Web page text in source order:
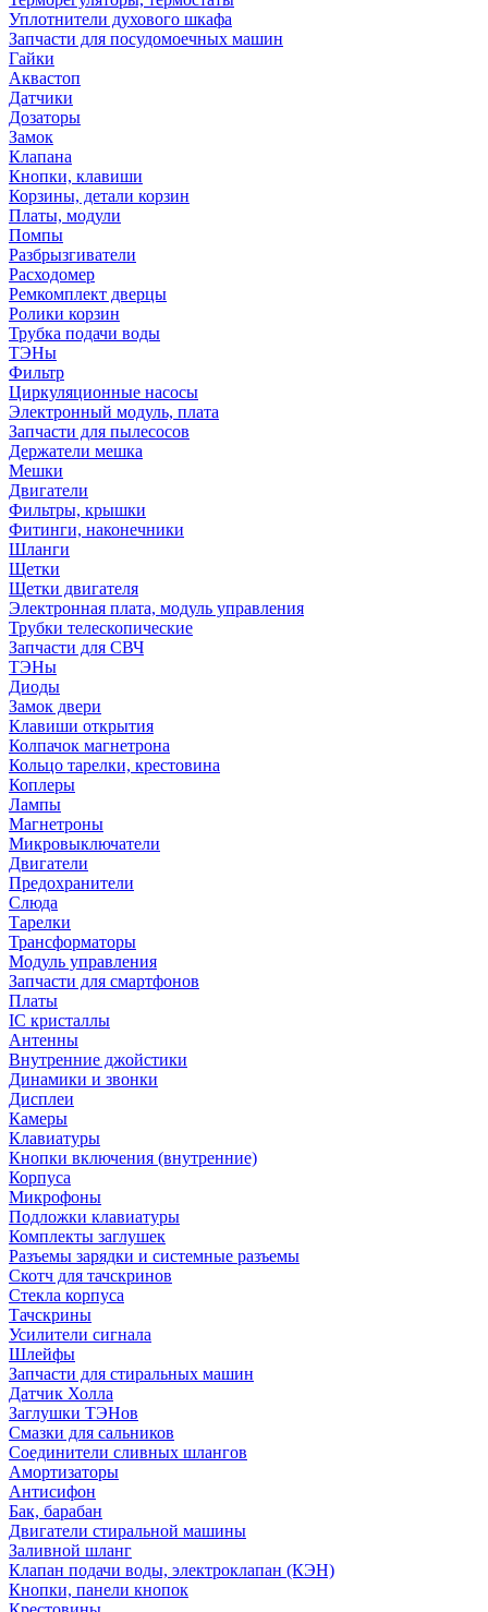
Уплотнители духового шкафа
Запчасти для посудомоечных машин
Гайки
Аквастоп
Датчики
Дозаторы
Замок
Клапана
Кнопки, клавиши
Корзины, детали корзин
Платы, модули
Помпы
Разбрызгиватели
Расходомер
Ремкомплект дверцы
Ролики корзин
Трубка подачи воды
ТЭНы
Фильтр
Циркуляционные насосы
Электронный модуль, плата
Запчасти для пылесосов
Держатели мешка
Мешки
Двигатели
Фильтры, крышки
Фитинги, наконечники
Шланги
Щетки
Щетки двигателя
Электронная плата, модуль управления
Трубки телескопические
Запчасти для СВЧ
ТЭНы
Диоды
Замок двери
Клавиши открытия
Колпачок магнетрона
Кольцо тарелки, крестовина
Коплеры
Лампы
Магнетроны
Микровыключатели
Двигатели
Предохранители
Слюда
Тарелки
Трансформаторы
Модуль управления
Запчасти для смартфонов
Платы
IC кристаллы
Антенны
Внутренние джойстики
Динамики и звонки
Дисплеи
Камеры
Клавиатуры
Кнопки включения (внутренние)
Корпуса
Микрофоны
Подложки клавиатуры
Комплекты заглушек
Разъемы зарядки и системные разъемы
Скотч для тачскринов
Стекла корпуса
Тачскрины
Усилители сигнала
Шлейфы
Запчасти для стиральных машин
Датчик Холла
Заглушки ТЭНов
Смазки для сальников
Соединители сливных шлангов
Амортизаторы
Антисифон
Бак, барабан
Двигатели стиральной машины
Заливной шланг
Клапан подачи воды, электроклапан (КЭН)
Кнопки, панели кнопок